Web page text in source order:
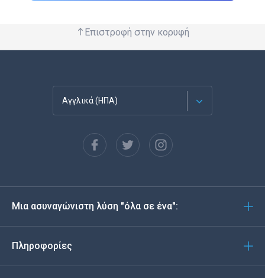
Επιστροφή στην κορυφή
Αγγλικά (ΗΠΑ)
Español
Deutsch
Italiano
Μια ασυναγώνιστη λύση "όλα σε ένα":
Πληροφορίες